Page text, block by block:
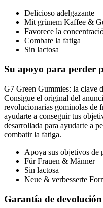
Delicioso adelgazante
Mit grünem Kaffee &
Favorece la
Combate la fatiga
Sin lactosa
Su apoyo para perder
G7 Green Gummies: la clave
Consigue el original del
revolucionarias gominolas de
ayudarte a conseguir tus
desarrollada para ayudarte a
combatir la fatiga.
Apoya sus objetivos de
Für Frauen & Männer
Sin lactosa
Neue & verbesserte
Garantía de